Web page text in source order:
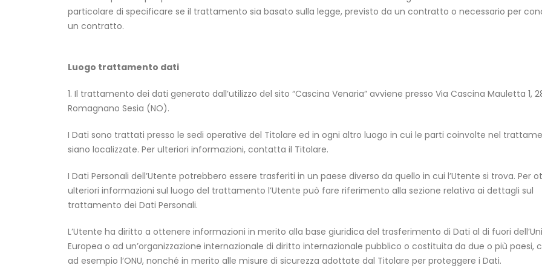
particolare di specificare se il trattamento sia basato sulla legge, previsto da un contratto o necessario per
un contratto.
Luogo trattamento dati
1. Il trattamento dei dati generato dall’utilizzo del sito “Cascina Venaria” avviene presso Via Cascina Mauletta 1,
Romagnano Sesia (NO).
I Dati sono trattati presso le sedi operative del Titolare ed in ogni altro luogo in cui le parti coinvolte nel
siano localizzate. Per ulteriori informazioni, contatta il Titolare.
I Dati Personali dell’Utente potrebbero essere trasferiti in un paese diverso da quello in cui l’Utente si trova. Per
ulteriori informazioni sul luogo del trattamento l’Utente può fare riferimento alla sezione relativa ai dettagli sul
trattamento dei Dati Personali.
L’Utente ha diritto a ottenere informazioni in merito alla base giuridica del trasferimento di Dati al di fuori
Europea o ad un’organizzazione internazionale di diritto internazionale pubblico o costituita da due o più paesi,
ad esempio l’ONU, nonché in merito alle misure di sicurezza adottate dal Titolare per proteggere i Dati.